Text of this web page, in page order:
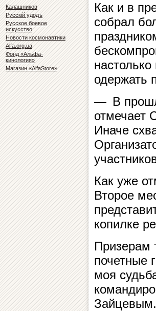
Калашников
Русскiй удодъ
Русское боевое
искусство
Новости космонавтики
Alfa.org.ua
Фонд «Альфа-
кинология»
Магазин «AlfaStore»
Как и в
собрал
одержать
— В
отмечает
Иначе
Как уже
Второе
копилке
Призерам
почетные
моя
Зайцевым.